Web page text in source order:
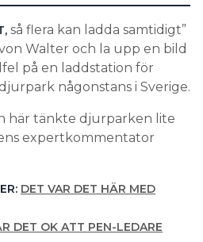
så flera kan ladda samtidigt”
Walter och la upp en bild
på en laddstation för
någonstans i Sverige.
här tänkte djurparken lite
expertkommentator
DET VAR DET HÄR MED
DET OK ATT PEN-­LEDARE